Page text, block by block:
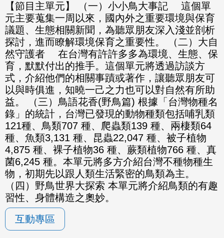
【節目主單元】 （一）小小鳥大事記 這個單
元主要蒐集一周以來，國內外之重要環境與保育
議題、生態相關新聞，為聽眾朋友深入淺並剖析
探討，進而瞭解環境保育之重要性。 （二）大自
然守護者 在台灣有許許多多為環境、生態、保
育，默默付出的推手。這個單元將透過訪談方
式，介紹他們的相關事蹟或著作，讓聽眾朋友可
以與時俱進，知曉一己之力也可以對自然有所助
益。 （三）鳥語花香(野鳥篇) 根據「台灣物種名
錄」的統計，台灣已發現的動物種類包括哺乳類
121種、鳥類707 種、爬蟲類139 種、兩棲類64
種、魚類3,131 種、昆蟲22,047 種、被子植物
4,875 種、裸子植物36 種、蕨類植物766 種、真
菌6,245 種。本單元將多方介紹台灣不種物種生
物，初期先以跟人類生活緊密的鳥類為主。
（四）野鳥世界大探索 本單元將介紹鳥類的有趣
習性、身體構造之奧妙。
互動專區